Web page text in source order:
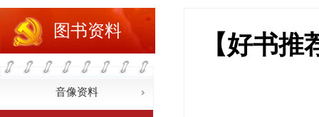
图书资料
音像资料
【好书